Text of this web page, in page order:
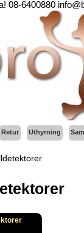
08-6400880
Retur Uthyrning